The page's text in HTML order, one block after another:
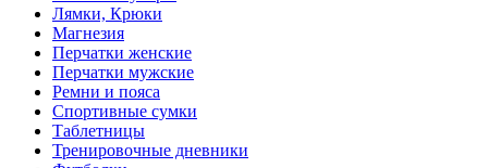
Лямки, Крюки
Магнезия
Перчатки женские
Перчатки мужские
Ремни и пояса
Спортивные сумки
Таблетницы
Тренировочные дневники